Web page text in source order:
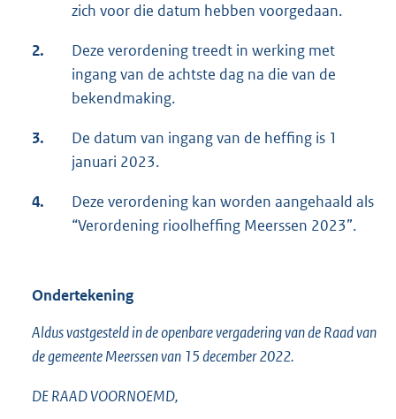
zich voor die datum hebben voorgedaan.
2.
Deze verordening treedt in werking met
ingang van de achtste dag na die van de
bekendmaking.
3.
De datum van ingang van de heffing is 1
januari 2023.
4.
Deze verordening kan worden aangehaald als
“Verordening rioolheffing Meerssen 2023”.
Ondertekening
Aldus vastgesteld in de openbare vergadering van de Raad van
de gemeente Meerssen van 15 december 2022.
DE RAAD VOORNOEMD,